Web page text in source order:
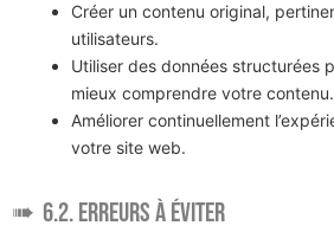
Créer un contenu original,
utilisateurs.
Utiliser des données structurées
mieux comprendre votre contenu.
Améliorer continuellement
votre site web.
6.2. Erreurs à éviter